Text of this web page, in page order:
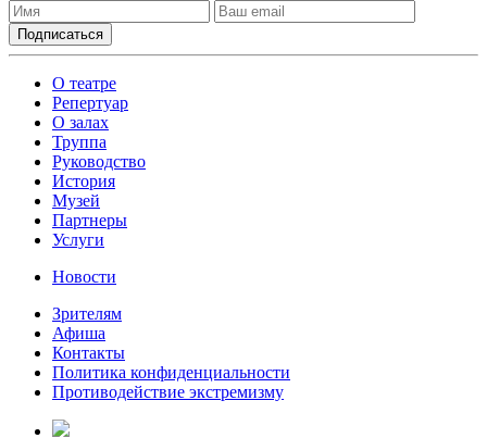
О театре
Репертуар
О залах
Труппа
Руководство
История
Музей
Партнеры
Услуги
Новости
Зрителям
Афиша
Контакты
Политика конфиденциальности
Противодействие экстремизму